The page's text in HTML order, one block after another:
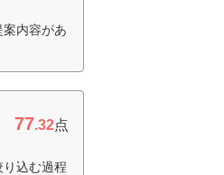
内容があ
77.32点
込む過程